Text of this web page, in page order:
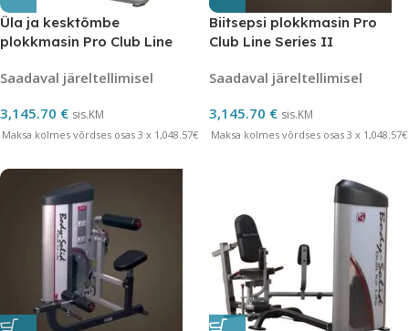
Üla ja kesktõmbe
plokkmasin Pro Club Line
Saadaval järeltellimisel
3,145.70 € sis.KM
Maksa kolmes võrdses osas 3 x 1,048.57€
Biitsepsi plokkmasin Pro
Club Line Series II
Saadaval järeltellimisel
3,145.70 € sis.KM
Maksa kolmes võrdses osas 3 x 1,048.57€